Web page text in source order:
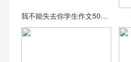
我不能失去你学生作文500字